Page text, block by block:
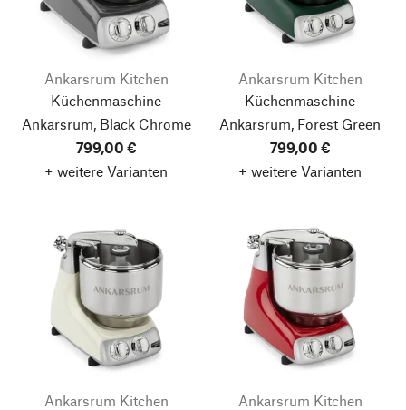
Ankarsrum Kitchen
Küchenmaschine
Ankarsrum, Black Chrome
799,00 €
+ weitere Varianten
Ankarsrum Kitchen
Küchenmaschine
Ankarsrum, Forest Green
799,00 €
+ weitere Varianten
Ankarsrum Kitchen
Ankarsrum Kitchen